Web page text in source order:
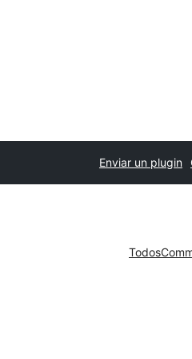
Enviar un plugin
Todos